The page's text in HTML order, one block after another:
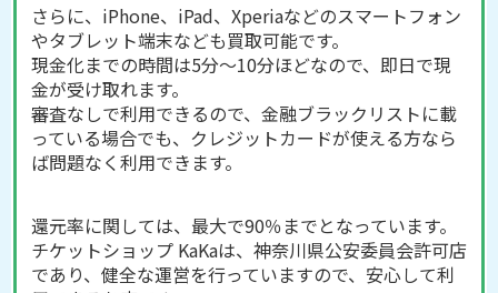
さらに、iPhone、iPad、Xperiaなどのスマートフォン
やタブレット端末なども買取可能です。
現金化までの時間は5分～10分ほどなので、即日で現
金が受け取れます。
審査なしで利用できるので、金融ブラックリストに載
っている場合でも、クレジットカードが使える方なら
ば問題なく利用できます。
還元率に関しては、最大で90％までとなっています。
チケットショップ KaKaは、神奈川県公安委員会許可店
であり、健全な運営を行っていますので、安心して利